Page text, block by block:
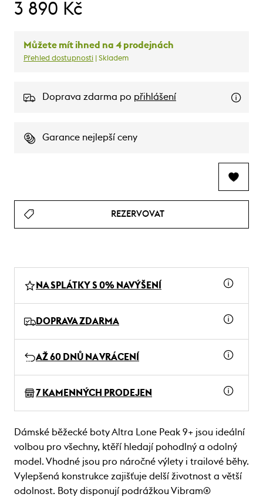
3 890 Kč
Můžete mít ihned na 4 prodejnách
Přehled dostupnosti | Skladem
Doprava zdarma po přihlášení
Garance nejlepší ceny
REZERVOVAT
NA SPLÁTKY S 0% NAVÝŠENÍ
DOPRAVA ZDARMA
AŽ 60 DNŮ NA VRÁCENÍ
7 KAMENNÝCH PRODEJEN
Dámské běžecké boty Altra Lone Peak 9+ jsou ideální
volbou pro všechny, ktěří hledají pohodlný a odolný
model. Vhodné jsou pro náročné výlety i trailové běhy.
Vylepšená konstrukce zajišťuje delší životnost a větší
odolnost. Boty disponují podrážkou Vibram®